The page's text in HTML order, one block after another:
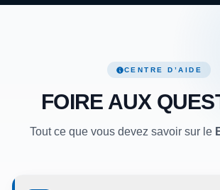
CENTRE D’AIDE
FOIRE AUX
Tout ce que vous devez savoir sur le